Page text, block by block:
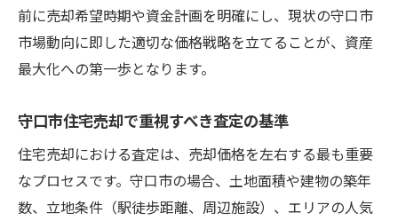
前に売却希望時期や資金計画を明確にし、現状の守口市
市場動向に即した適切な価格戦略を立てることが、資産
最大化への第一歩となります。
守口市住宅売却で重視すべき査定の基準
住宅売却における査定は、売却価格を左右する最も重要
なプロセスです。守口市の場合、土地面積や建物の築年
数、立地条件（駅徒歩距離、周辺施設）、エリアの人気